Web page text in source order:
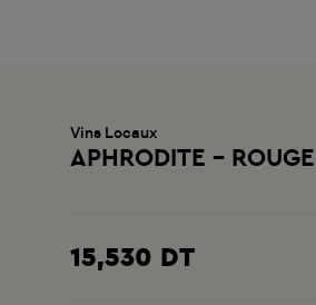
Vins Locaux
APHRODITE -
15,530 DT